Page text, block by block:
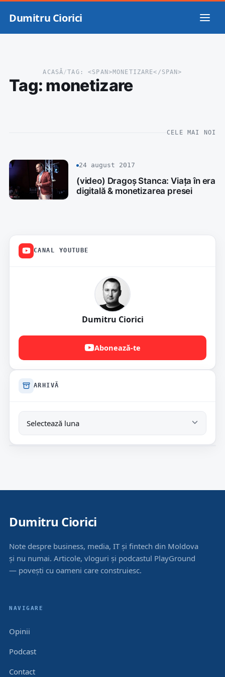
Dumitru Ciorici
ACASĂ/TAG: <SPAN>MONETIZARE</SPAN>
Tag: monetizare
CELE MAI NOI
24 august 2017
(video) Dragoș Stanca: Viața în era
digitală & monetizarea presei
CANAL YOUTUBE
Dumitru Ciorici
Abonează-te
ARHIVĂ
Dumitru Ciorici
Note despre business, media, IT și fintech din Moldova
și nu numai. Articole, vloguri și podcastul PlayGround
— povești cu oameni care construiesc.
NAVIGARE
Opinii
Podcast
Contact